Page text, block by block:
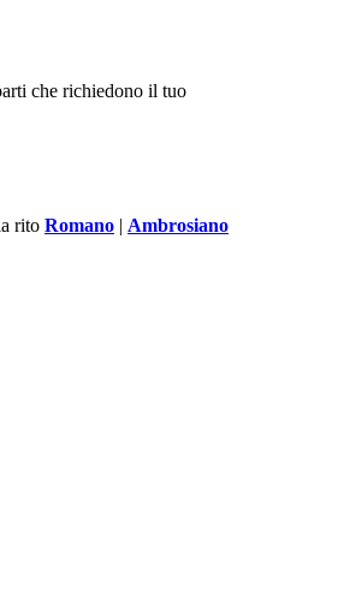
che richiedono il tuo
rito Romano | Ambrosiano